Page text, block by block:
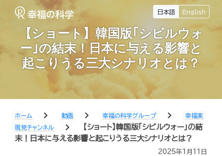
日本語 English
【ショート】韓国版｢シビルウォ
ー｣の結末！日本に与える影響と
起こりうる三大シナリオとは？
ホーム chevron_right 動画 chevron_right 幸福の科学グループ chevron_right
幸福実
現党チャンネル
chevron_right
【ショート】韓国版｢シビルウォー｣の結
末！日本に与える影響と起こりうる三大シナリオとは？
2025年1月11日